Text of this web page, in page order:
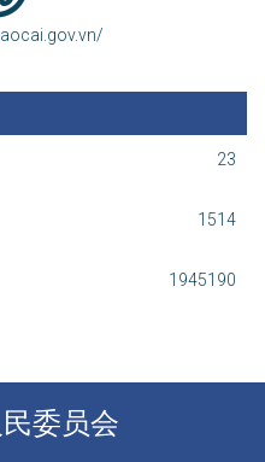
23
1514
1945190
委员会